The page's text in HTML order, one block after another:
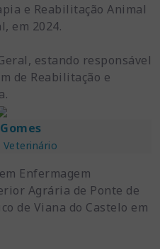
e Reabilitação Animal
em 2024.
estando responsável
de Reabilitação e
Veterinário
Enfermagem
Agrária de Ponte de
de Viana do Castelo em